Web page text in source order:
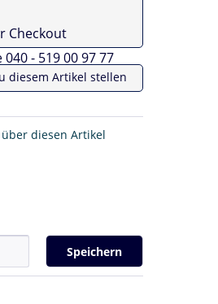
Checkout
- 519 00 97 77
diesem Artikel stellen
diesen Artikel
Speichern